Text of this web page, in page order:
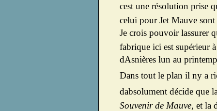
cest une résolution prise
celui pour Jet Mauve
Je crois pouvoir lassurer
fabrique ici est supérieur
dAsnières lun au
Dans tout le plan il ny a
dabsolument décide que
Souvenir de Mauve, et la